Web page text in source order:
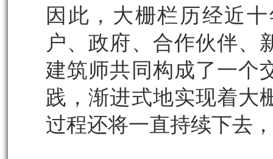
因此，大栅栏历经近
户、政府、合作伙伴、
建筑师共同构成了一个
践，渐进式地实现着大
过程还将一直持续下去